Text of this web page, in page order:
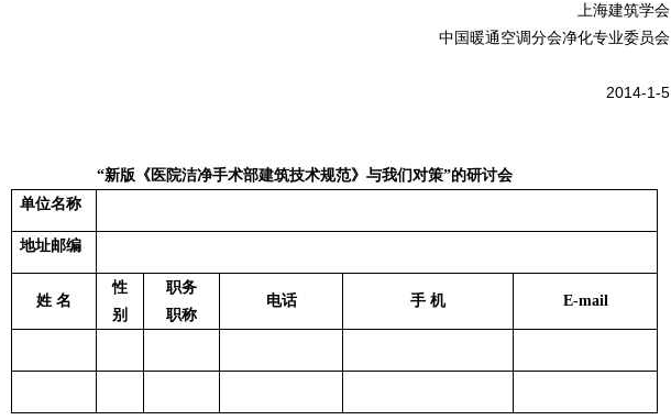
上海建筑学会
中国暖通空调分会净化专业委员会
2014-1-5
“新版《医院洁净手术部建筑技术规范》与我们对策”的研讨会
单位名称
地址邮编
姓 名
性
别
职务
职称
电话 手 机 E-mail